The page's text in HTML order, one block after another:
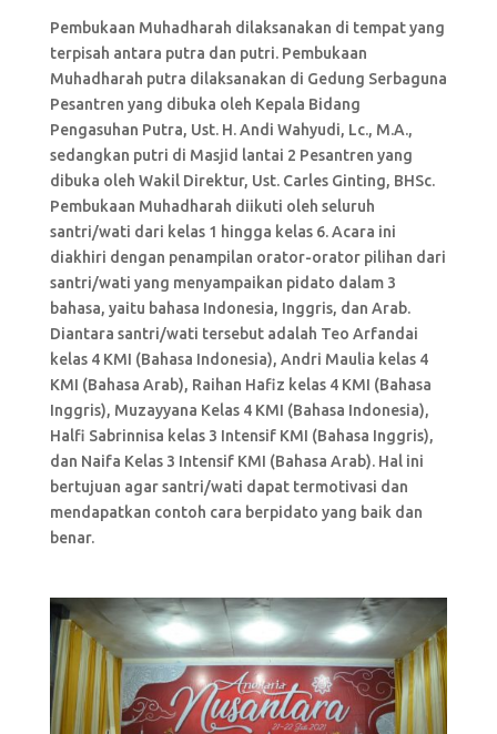
Pembukaan Muhadharah dilaksanakan di tempat yang
terpisah antara putra dan putri. Pembukaan
Muhadharah putra dilaksanakan di Gedung Serbaguna
Pesantren yang dibuka oleh Kepala Bidang
Pengasuhan Putra, Ust. H. Andi Wahyudi, Lc., M.A.,
sedangkan putri di Masjid lantai 2 Pesantren yang
dibuka oleh Wakil Direktur, Ust. Carles Ginting, BHSc.
Pembukaan Muhadharah diikuti oleh seluruh
santri/wati dari kelas 1 hingga kelas 6. Acara ini
diakhiri dengan penampilan orator-orator pilihan dari
santri/wati yang menyampaikan pidato dalam 3
bahasa, yaitu bahasa Indonesia, Inggris, dan Arab.
Diantara santri/wati tersebut adalah Teo Arfandai
kelas 4 KMI (Bahasa Indonesia), Andri Maulia kelas 4
KMI (Bahasa Arab), Raihan Hafiz kelas 4 KMI (Bahasa
Inggris), Muzayyana Kelas 4 KMI (Bahasa Indonesia),
Halfi Sabrinnisa kelas 3 Intensif KMI (Bahasa Inggris),
dan Naifa Kelas 3 Intensif KMI (Bahasa Arab). Hal ini
bertujuan agar santri/wati dapat termotivasi dan
mendapatkan contoh cara berpidato yang baik dan
benar.